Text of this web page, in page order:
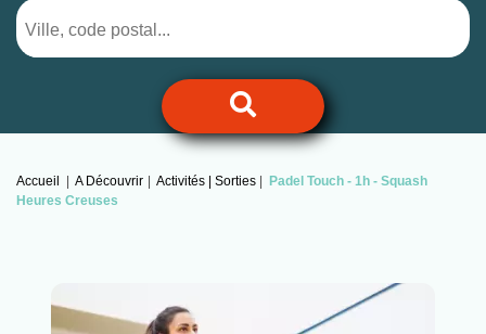
Accueil A Découvrir Activités | Sorties Padel Touch -1h - Squash
Heures Creuses